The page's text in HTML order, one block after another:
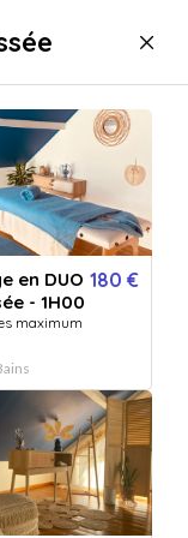
en DUO
- 1H00
maximum
180 €